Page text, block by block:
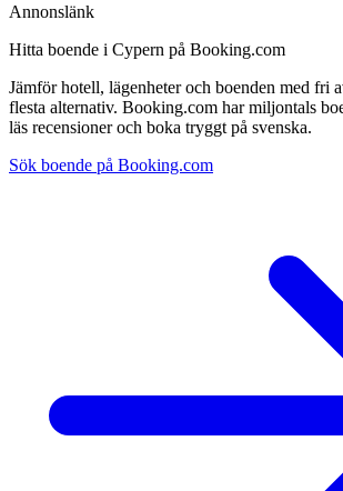
Annonslänk
Hitta boende i Cypern på Booking.com
Jämför hotell, lägenheter och boenden med fri
flesta alternativ. Booking.com har miljontals
läs recensioner och boka tryggt på svenska.
Sök boende på Booking.com